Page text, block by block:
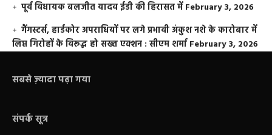
पूर्व विधायक बलजीत यादव ईडी की हिरासत में February 3, 2026
गैंगस्टर्स, हार्डकोर अपराधियों पर लगे प्रभावी अंकुश नशे के कारोबार में
लिप्त गिरोहों के विरूद्ध हो सख्त एक्शन : सीएम शर्मा February 3, 2026
सबसे ज़्यादा पढ़ा गया
संपर्क सूत्र